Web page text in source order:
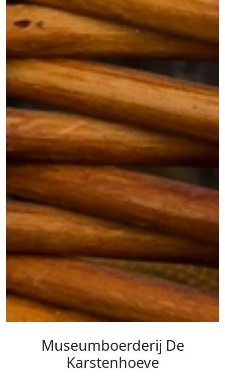
Museumboerderij De
Karstenhoeve